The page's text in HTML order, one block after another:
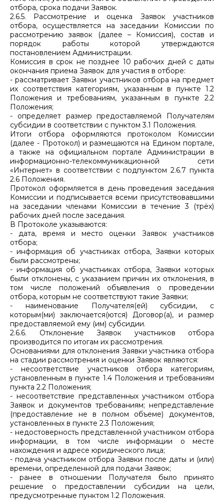
отбора, срока подачи Заявок.
2.6.5. Рассмотрение и оценка Заявок участников
отбора, осуществляется на заседании Комиссии по
рассмотрению заявок (далее – Комиссия), состав и
порядок работы которой утверждаются
постановлением Администрации.
Комиссия в срок не позднее 10 рабочих дней с даты
окончания приема Заявок для участия в отборе:
- рассматривает Заявки участников отбора на предмет
их соответствия категориям, указанным в пункте 1.2
Положения и требованиям, указанным в пункте 2.2
Положения;
- определяет размер предоставляемой Получателям
субсидии в соответствии с пунктом 3.1 Положения.
Итоги отбора оформляются протоколом Комиссии
(далее - Протокол) и размещаются на Едином портале,
а также на официальном портале Администрации в
информационно-телекоммуникационной сети
«Интернет» в соответствии с подпунктом 2.6.7 пункта
2.6 Положения.
Протокол оформляется в день проведения заседания
Комиссии и подписывается всеми присутствовавшими
на заседании членами Комиссии в течение 3 (трёх)
рабочих дней после заседания.
В Протоколе указываются:
- дата, время и место оценки Заявок участников
отбора;
- информация об участниках отбора, Заявки которых
были рассмотрены;
- информация об участниках отбора, Заявки которых
были отклонены, с указанием причин их отклонения, в
том числе положений объявления о проведении
отбора, которым не соответствуют такие Заявки;
- наименование Получателя(ей) субсидии, с
которым(ми) заключается(ются) Договор(а), и размер
предоставляемой ему (им) субсидии.
2.6.6. Отклонение Заявок участников отбора
производится по итогам их рассмотрения.
Основаниями для отклонения Заявки участника отбора
на стадии рассмотрения и оценки Заявок являются:
- несоответствие участников отбора категориям,
установленным в пункте 1.4 Положения и требованиям
пункта 2.2 Положения;
- несоответствие представленных участником отбора
Заявок и документов требованиям; непредставление
(предоставление не в полном объеме) документов,
установленных в пункте 2.3 Положения;
- недостоверность представленной участником отбора
информации, в том числе информации о месте
нахождения и адресе юридического лица;
- подача участником отбора Заявки после даты и (или)
времени, определенной для подачи Заявок;
- ранее в отношении Получателя было принято
решение о предоставлении субсидии на цели,
предусмотренные пунктом 1.2 Положения.